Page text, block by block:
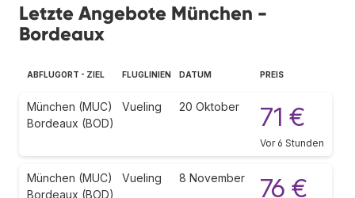
Letzte Angebote München -
Bordeaux
ABFLUGORT - ZIEL FLUGLINIEN DATUM PREIS
München (MUC)
Bordeaux (BOD)
Vueling 20 Oktober 71 €
Vor 6 Stunden
München (MUC)
Bordeaux (BOD)
Vueling 8 November 76 €